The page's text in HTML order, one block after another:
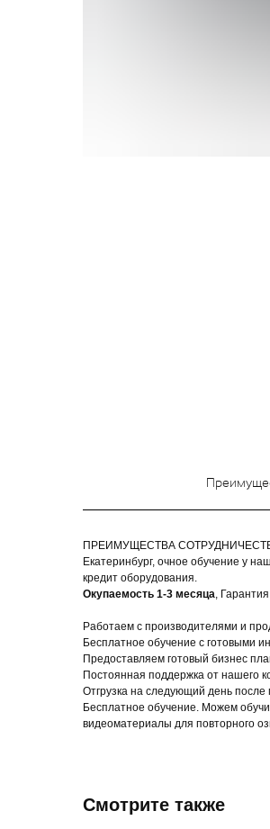
ПРЕИМУЩЕСТВА СОТРУДНИЧЕСТВА
Екатеринбург, очное обучение у
кредит оборудования.
Окупаемость 1-3 месяца,
Работаем с производителями и
Бесплатное обучение с готовыми
Предоставляем готовый бизнес
Постоянная поддержка от нашего
Отгрузка на следующий день
Бесплатное обучение. Можем
видеоматериалы для повторного
Смотрите также